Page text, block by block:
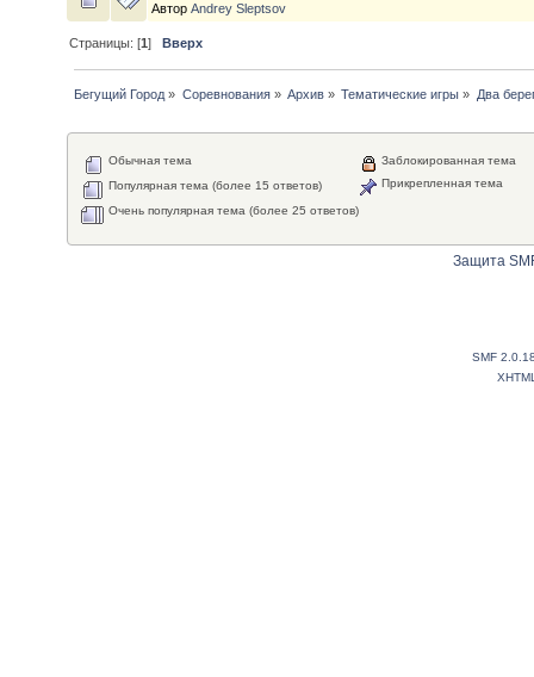
АвторAndrey Sleptsov
Страницы: [1] Вверх
Бегущий Город » Соревнования» Архив » Тематические игры » Два
Обычная тема
Популярная тема (более 15 ответов)
Очень популярная тема (более 25 ответов)
Заблокированная тема
Прикрепленная тема
Защита
SMF